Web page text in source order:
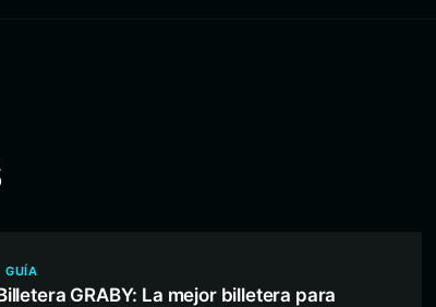
GUÍA
GRABY: La mejor billetera para